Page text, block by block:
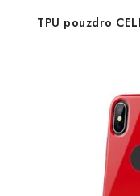
TPU pouzdro